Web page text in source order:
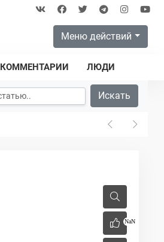
Меню действий
КОММЕНТАРИИ ЛЮДИ
Искать
NaN